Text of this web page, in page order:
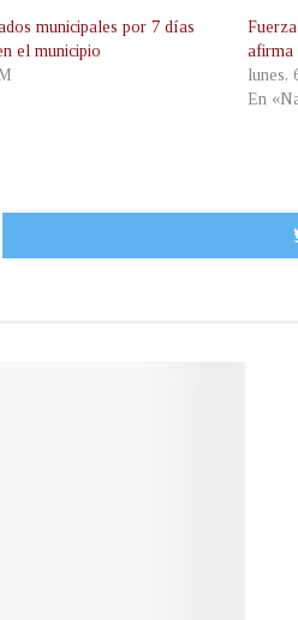
municipales por 7 días
el municipio
lunes,
En